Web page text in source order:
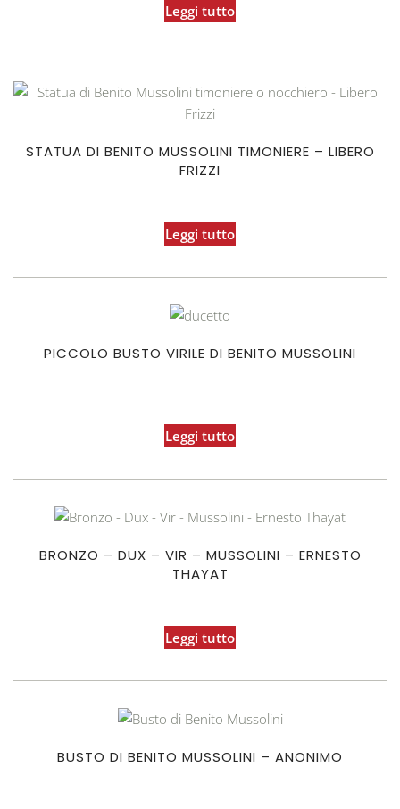
Leggi tutto
STATUA DI BENITO MUSSOLINI TIMONIERE – LIBERO
FRIZZI
Leggi tutto
PICCOLO BUSTO VIRILE DI BENITO MUSSOLINI
Leggi tutto
BRONZO – DUX – VIR – MUSSOLINI – ERNESTO
THAYAT
Leggi tutto
BUSTO DI BENITO MUSSOLINI – ANONIMO